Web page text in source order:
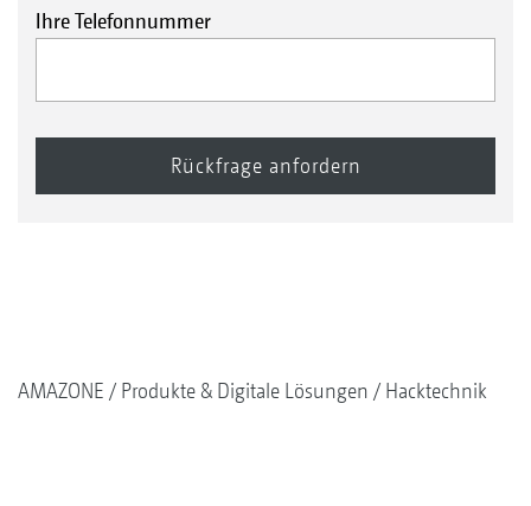
Ihre Telefonnummer
AMAZONE Produkte & Digitale Lösungen Hacktechnik